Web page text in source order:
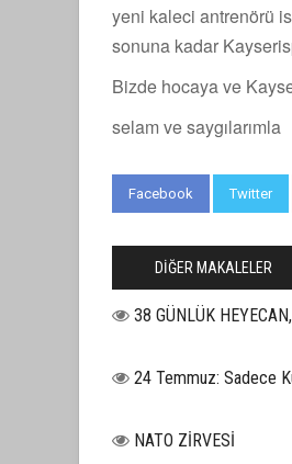
yeni kaleci antrenörü
sonuna kadar
Bizde hocaya ve
selam ve saygılarımla
Facebook Twitter
DİĞER MAKALELER
38 GÜNLÜK
24 Temmuz: Sadece
NATO ZİRVESİ